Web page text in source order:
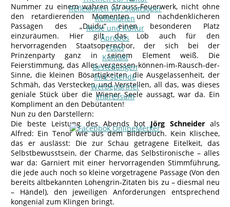
Reflexionen Wr. Staatsoper
Reflexionen
Reise und Kultur
Apropos
Fotos
Kontakt
Bestellungen
Ihre Spende
Werbepartner
Impressum
Nummer zu einem wahren Strauss-Feuerwerk, nicht ohne
den retardierenden Momenten und nachdenklicheren
Passagen des „Duidu“ einen besonderen Platz
einzuräumen. Hier gilt das Lob auch für den
hervorragenden Staatsopernchor, der sich bei der
Prinzenparty ganz in seinem Element weiß. Die
Feierstimmung, das Alles-vergessen-können-im-Rausch-der-
Sinne, die kleinen Bösartigkeiten, die Ausgelassenheit, der
Schmäh, das Verstecken und Verstellen, all das, was dieses
geniale Stück über die Wiener Seele aussagt, war da. Ein
Kompliment an den Debütanten!
Nun zu den Darstellern:
Die beste Leistung des Abends botJörg Schneider als
Alfred: Ein Tenor wie aus dem Bilderbuch. Kein Klischee,
das er auslässt: Die zur Schau getragene Eitelkeit, das
Selbstbewusstsein, der Charme, das Selbstironische – alles
war da: Garniert mit einer hervorragenden Stimmführung,
die jede auch noch so kleine vorgetragene Passage (Von den
bereits altbekannten Lohengrin-Zitaten bis zu – diesmal neu
– Händel), den jeweiligen Anforderungen entsprechend
kongenial zum Klingen bringt.